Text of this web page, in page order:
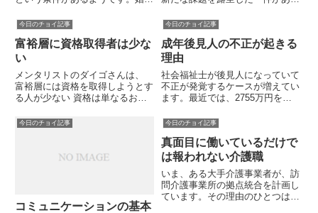
なファクターで、避けて通れない
男性はほとんどいないにもかかわ
らず、結婚を考えている女性...
難者の避難所への利用拒否です」
可解なものです。この自治体は。
路上生活者が多くいる地区とし
今日のチョイ記事
富裕層に資格取得者は少な
い
メンタリストのダイゴさんは、
富裕層には資格を取得しようとす
る人が少ない 資格は単なるお墨
護士や医師など、その資格がなけ
社会福祉士に富裕層は、ほぼ存
今日のチョイ記事
成年後見人の不正が起きる
理由
社会福祉士が後見人になっていて
不正が発覚するケースが増えてい
ます。最近では、2755万円を着
ました。不正の理由は、自身が経
の補填のためとのことです。別の
事件では、介護支援事務所を経...
今日のチョイ記事
コミュニケーションの基本
今日のチョイ記事
真面目に働いているだけで
は報われない介護職
いま、ある大手介護事業者が、訪
問介護事業所の拠点統合を計画し
ています。その理由のひとつは、